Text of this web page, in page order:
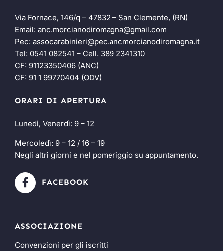
Via Fornace, 146/q – 47832 – San Clemente, (RN)
Email: anc.morcianodiromagna@gmail.com
Pec: assocarabinieri@pec.ancmorcianodiromagna.it
Tel: 0541 082541 – Cell. 389 2341310
CF: 91123350406 (ANC)
CF: 91 1 99770404 (ODV)
ORARI DI APERTURA
Lunedì, Venerdì: 9 – 12
Mercoledì: 9 – 12 / 16 – 19
Negli altri giorni e nel pomeriggio su appuntamento.
FACEBOOK
ASSOCIAZIONE
Convenzioni per gli iscritti